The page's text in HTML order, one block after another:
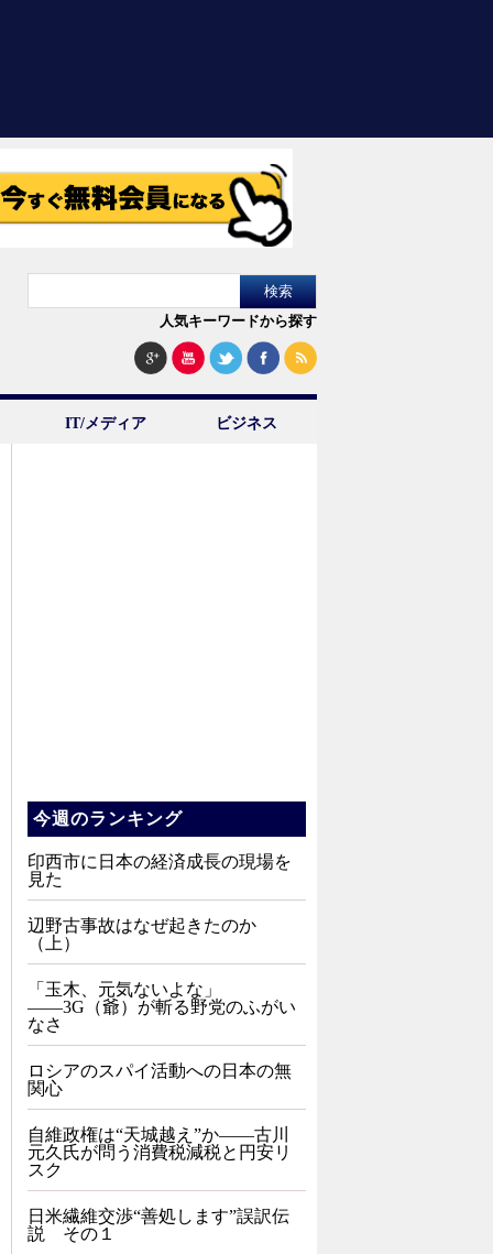
人気キーワードから探す
IT/メディア ビジネス
今週のランキング
印西市に日本の経済成長の現場を
見た
辺野古事故はなぜ起きたのか
（上）
「玉木、元気ないよな」
――3G（爺）が斬る野党のふがい
なさ
ロシアのスパイ活動への日本の無
関心
自維政権は“天城越え”か――古川
元久氏が問う消費税減税と円安リ
スク
日米繊維交渉“善処します”誤訳伝
説 その１